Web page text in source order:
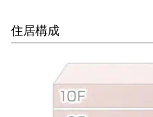
住居構成